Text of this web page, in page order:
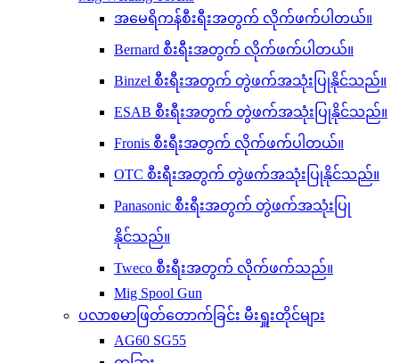
အမေရိကန်စီးရီးအတွက် လိုက်ဖက်ပါတယ်။
Bernard စီးရီးအတွက် လိုက်ဖက်ပါတယ်။
Binzel စီးရီးအတွက် တွဲဖက်အသုံးပြုနိုင်သည်။
ESAB စီးရီးအတွက် တွဲဖက်အသုံးပြုနိုင်သည်။
Fronis စီးရီးအတွက် လိုက်ဖက်ပါတယ်။
OTC စီးရီးအတွက် တွဲဖက်အသုံးပြုနိုင်သည်။
Panasonic စီးရီးအတွက် တွဲဖက်အသုံးပြု
နိုင်သည်။
Tweco စီးရီးအတွက် လိုက်ဖက်သည်။
Mig Spool Gun
ပလာစမာဖြတ်တောက်ခြင်း မီးရှူးတိုင်များ
AG60 SG55